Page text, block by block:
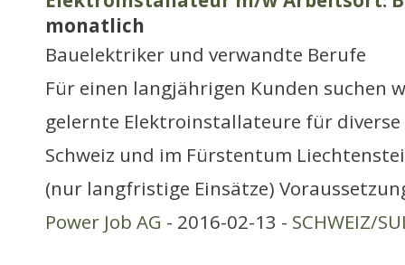
monatlich
Bauelektriker und verwandte Berufe
Für einen langjährigen Kunden suchen
gelernte Elektroinstallateure für
Schweiz und im Fürstentum
(nur langfristige Einsätze)
Power Job AG - 2016-02-13 - SCHWEIZ/